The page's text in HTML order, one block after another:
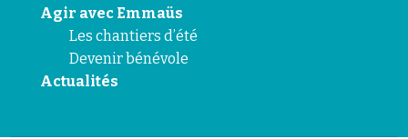
Agir avec Emmaüs
Les chantiers d’été
Devenir bénévole
Actualités